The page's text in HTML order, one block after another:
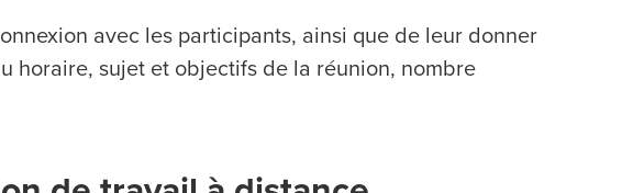
avec les participants, ainsi que de leur donner
horaire, sujet et objectifs de la réunion, nombre